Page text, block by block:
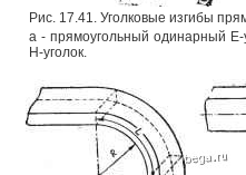
Рис. 17.41. Уголковые изгибы
а - прямоугольный одинарный Е-
Н-уголок.